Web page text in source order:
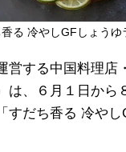
る 冷やしGFしょうゆ
営する中国料理店
は、６月１日から
すだち香る 冷やし